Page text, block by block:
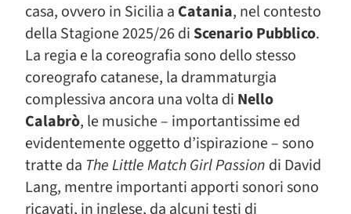
casa, ovvero in Sicilia a Catania, nel contesto
della Stagione 2025/26 di Scenario Pubblico.
La regia e la coreografia sono dello stesso
coreografo catanese, la drammaturgia
complessiva ancora una volta di Nello
Calabrò, le musiche – importantissime ed
evidentemente oggetto d’ispirazione – sono
tratte da The Little Match Girl Passion di David
Lang, mentre importanti apporti sonori sono